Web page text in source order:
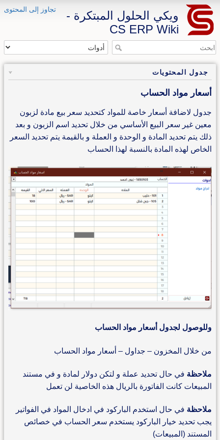
تجاوز إلى المحتوى
ويكي الحلول المبتكرة -
CS ERP Wiki
جدول المحتويات
أسعار مواد الحساب
جدول لاضافة أسعار خاصة للمواد كتحديد سعر بيع مادة لزبون
معين غير سعر البيع الأساسي من خلال تحديد اسم الزبون و بعد
ذلك يتم تحديد المادة و الوحدة و العملة و بالقيمة يتم تحديد السعر
الخاص لهذه المادة بالنسبة لهذا الحساب
وللوصول لجدول أسعار مواد الحساب
من خلال المخزون – جداول – أسعار مواد الحساب
ملاحظة في حال تحديد عملة و لتكن دولار لمادة و في مستند
المبيعات كانت الفاتورة بالريال هذه الخاصية لن تعمل
ملاحظة في حال استخدم الباركود في ادخال المواد في الفواتير
يجب تحديد خيار الباركود يستخدم سعر الحساب في خصائص
المستند (المبيعات)